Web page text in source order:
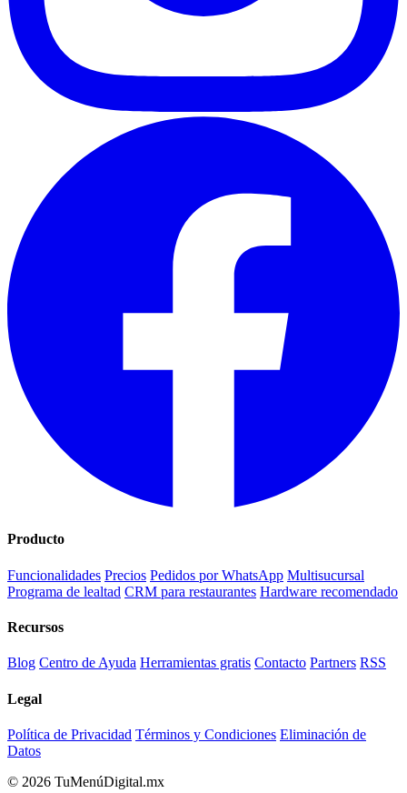
Producto
Funcionalidades Precios Pedidos por WhatsApp Multisucursal
Programa de lealtad CRM para restaurantes Hardware recomendado
Recursos
Blog Centro de Ayuda Herramientas gratis Contacto Partners RSS
Legal
Política de Privacidad Términos y Condiciones Eliminación de
Datos
© 2026 TuMenúDigital.mx